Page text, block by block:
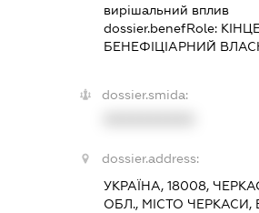
вирішальний вплив
dossier.benefRole:
БЕНЕФІЦІАРНИЙ
dossier.smida:
dossier.address:
УКРАЇНА, 18008,
ОБЛ., МІСТО ЧЕРКАСИ,